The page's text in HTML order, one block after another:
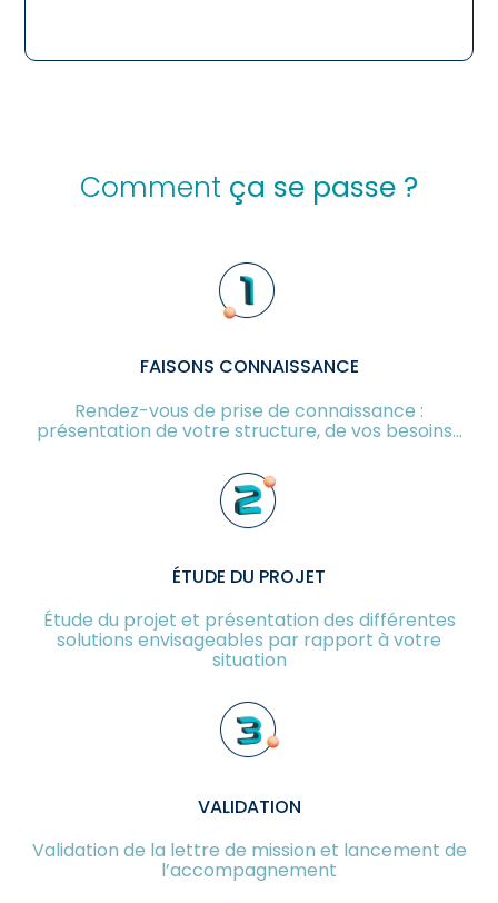
Comment ça se passe ?
FAISONS CONNAISSANCE
Rendez-vous de prise de connaissance :
présentation de votre structure, de vos besoins…
ÉTUDE DU PROJET
Étude du projet et présentation des différentes
solutions envisageables par rapport à votre
situation
VALIDATION
Validation de la lettre de mission et lancement de
l’accompagnement